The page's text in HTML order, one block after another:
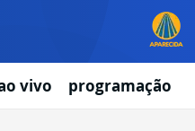
vivo programação